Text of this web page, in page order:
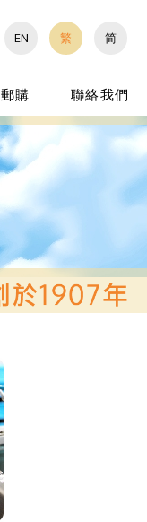
EN 繁 简
郵購 聯絡我們